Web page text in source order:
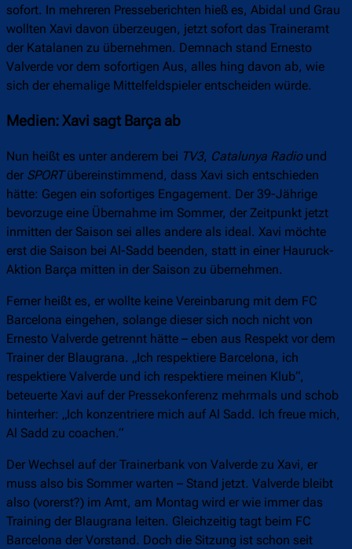
sofort. In mehreren Presseberichten hieß es, Abidal und Grau
wollten Xavi davon überzeugen, jetzt sofort das Traineramt
der Katalanen zu übernehmen. Demnach stand Ernesto
Valverde vor dem sofortigen Aus, alles hing davon ab, wie
sich der ehemalige Mittelfeldspieler entscheiden würde.
Medien: Xavi sagt Barça ab
Nun heißt es unter anderem bei TV3, Catalunya Radiound
der SPORTübereinstimmend, dass Xavi sich entschieden
hätte: Gegen ein sofortiges Engagement. Der 39-Jährige
bevorzuge eine Übernahme im Sommer, der Zeitpunkt jetzt
inmitten der Saison sei alles andere als ideal. Xavi möchte
erst die Saison bei Al-Sadd beenden, statt in einer Hauruck-
Aktion Barça mitten in der Saison zu übernehmen.
Ferner heißt es, er wollte keine Vereinbarung mit dem FC
Barcelona eingehen, solange dieser sich noch nicht von
Ernesto Valverde getrennt hätte – eben aus Respekt vor dem
Trainer der Blaugrana. „Ich respektiere Barcelona, ich
respektiere Valverde und ich respektiere meinen Klub“,
beteuerte Xavi auf der Pressekonferenz mehrmals und schob
hinterher: „Ich konzentriere mich auf Al Sadd. Ich freue mich,
Al Sadd zu coachen.“
Der Wechsel auf der Trainerbank von Valverde zu Xavi, er
muss also bis Sommer warten – Stand jetzt. Valverde bleibt
also (vorerst?) im Amt, am Montag wird er wie immer das
Training der Blaugrana leiten. Gleichzeitig tagt beim FC
Barcelona der Vorstand. Doch die Sitzung ist schon seit